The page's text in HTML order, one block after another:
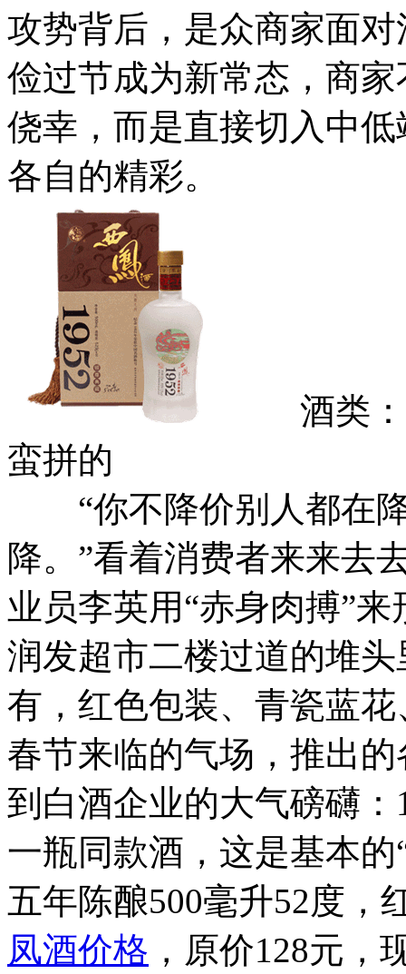
攻势背后，是众商家面
俭过节成为新常态，商
侥幸，而是直接切入中
各自的精彩。
酒类：
蛮拼的
“你不降价别人都在降
降。”看着消费者来来去
业员李英用“赤身肉搏”
润发超市二楼过道的堆
有，红色包装、青瓷蓝
春节来临的气场，推出
到白酒企业的大气磅礴
一瓶同款酒，这是基本
五年陈酿500毫升52度，
凤酒价格 ，原价128元，